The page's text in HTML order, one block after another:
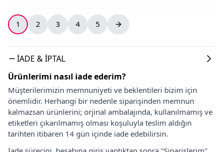
1 2 3 4 5
İADE & İPTAL
Ürünlerimi nasıl iade ederim?
Müşterilerimizin memnuniyeti ve beklentileri bizim için
önemlidir. Herhangi bir nedenle siparişinden memnun
kalmazsan ürünlerini; orjinal ambalajında, kullanılmamış ve
etiketleri çıkarılmamış olması koşuluyla teslim aldığın
tarihten itibaren 14 gün içinde iade edebilirsin.